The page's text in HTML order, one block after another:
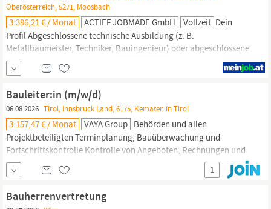
Oberösterreich, 5271, Moosbach
3.396,21 € / Monat ACTIEF JOBMADE GmbH Vollzeit Dein
Profil Abgeschlossene technische Ausbildung (z. B.
Metallbaumeister, Techniker, Bauingenieur) oder abgeschlossene
Lehre (z. B. Maschinenbau, Spengler) Mehrjährige Erfahrung in
der Montageleitung, idealerweise im Stahl- oder Metallbau
Führungserfahrung sowie Durchsetzungsvermögen
Organisationstalent, strukturierte Arbeitsweise und hohe
Bauleiter:in (m/w/d)
06.08.2026 Tirol, Innsbruck Land, 6175, Kematen in Tirol
3.157,47 € / Monat VAYA Group Behörden und allen
Projektbeteiligten Terminplanung, Bauüberwachung und
Fortschrittskontrolle Kontrolle von Angeboten, Rechnungen und
Leistungsnachweisen Abwicklung von Mängeln, Nacharbeiten
und Gewährleistungsfällen Qualifikation Technische Ausbildung
Bauingenieurwesenetc.)
1
Bauherrenvertretung